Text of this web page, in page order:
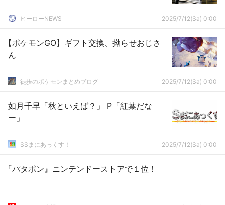
ヒーローNEWS 2025/7/12(Sa) 0:00
【ポケモンGO】ギフト交換、拗らせおじさ
ん
徒歩のポケモンまとめブログ 2025/7/12(Sa) 0:00
如月千早「秋といえば？」 P「紅葉だな
ー」
SSまにあっくす！ 2025/7/12(Sa) 0:00
『パタポン』ニンテンドーストアで１位！